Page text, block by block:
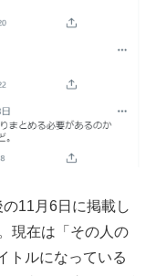
の11 月 6日に掲載し
現在は「その人の
トルになっている